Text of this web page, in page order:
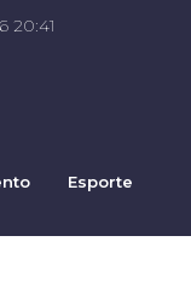
20:41
Esporte